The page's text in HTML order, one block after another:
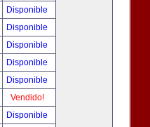
Disponible
Disponible
Disponible
Disponible
Disponible
Vendido!
Disponible